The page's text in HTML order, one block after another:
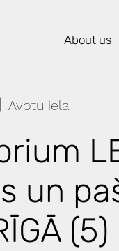
About us
Avotu iela
un
(5)